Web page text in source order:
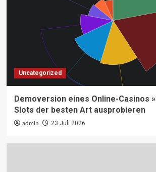
Uncategorized
Demoversion eines Online-Casinos
Slots der besten Art ausprobieren
admin 23 Juli 2026